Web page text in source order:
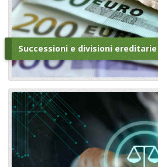
Successioni e divisioni ereditarie